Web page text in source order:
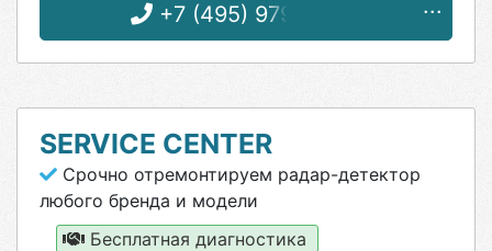
+7 (495) 979-87-16
SERVICE CENTER
Срочно отремонтируем радар-детектор
любого бренда и модели
Бесплатная диагностика